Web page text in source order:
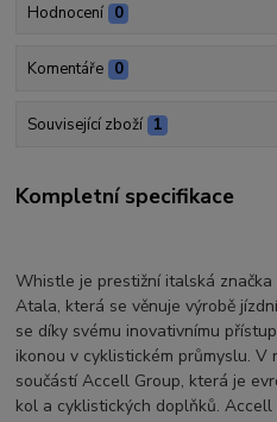
Hodnocení 0
Komentáře 0
Související zboží 1
Kompletní specifikace
Whistle je prestižní italská
Atala, která se věnuje výrobě
se díky svému inovativnímu
ikonou v cyklistickém průmyslu.
součástí Accell Group, která je
kol a cyklistických doplňků.